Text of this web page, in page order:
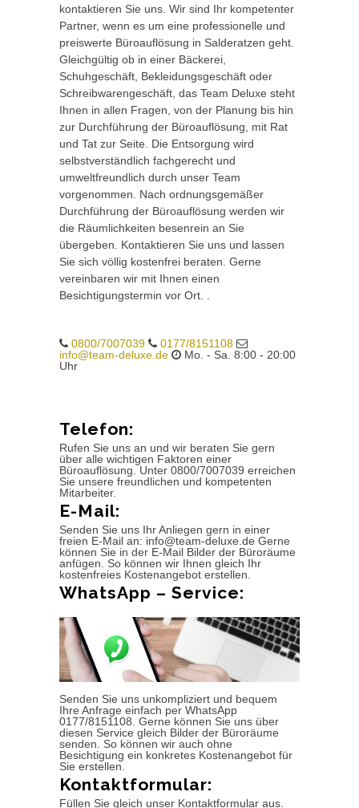
kontaktieren Sie uns. Wir sind Ihr kompetenter
Partner, wenn es um eine professionelle und
preiswerte Büroauflösung in Salderatzen geht.
Gleichgültig ob in einer Bäckerei,
Schuhgeschäft, Bekleidungsgeschäft oder
Schreibwarengeschäft, das Team Deluxe steht
Ihnen in allen Fragen, von der Planung bis hin
zur Durchführung der Büroauflösung, mit Rat
und Tat zur Seite. Die Entsorgung wird
selbstverständlich fachgerecht und
umweltfreundlich durch unser Team
vorgenommen. Nach ordnungsgemäßer
Durchführung der Büroauflösung werden wir
die Räumlichkeiten besenrein an Sie
übergeben. Kontaktieren Sie uns und lassen
Sie sich völlig kostenfrei beraten. Gerne
vereinbaren wir mit Ihnen einen
Besichtigungstermin vor Ort. .
0800/7007039
0177/8151108
info@team-deluxe.de
Mo. - Sa. 8:00 - 20:00
Uhr
Telefon:
Rufen Sie uns an und wir beraten Sie gern
über alle wichtigen Faktoren einer
Büroauflösung. Unter 0800/7007039 erreichen
Sie unsere freundlichen und kompetenten
Mitarbeiter.
E-Mail:
Senden Sie uns Ihr Anliegen gern in einer
freien E-Mail an: info@team-deluxe.de Gerne
können Sie in der E-Mail Bilder der Büroräume
anfügen. So können wir Ihnen gleich Ihr
kostenfreies Kostenangebot erstellen.
WhatsApp – Service:
Senden Sie uns unkompliziert und bequem
Ihre Anfrage einfach per WhatsApp
0177/8151108. Gerne können Sie uns über
diesen Service gleich Bilder der Büroräume
senden. So können wir auch ohne
Besichtigung ein konkretes Kostenangebot für
Sie erstellen.
Kontaktformular:
Füllen Sie gleich unser Kontaktformular aus.